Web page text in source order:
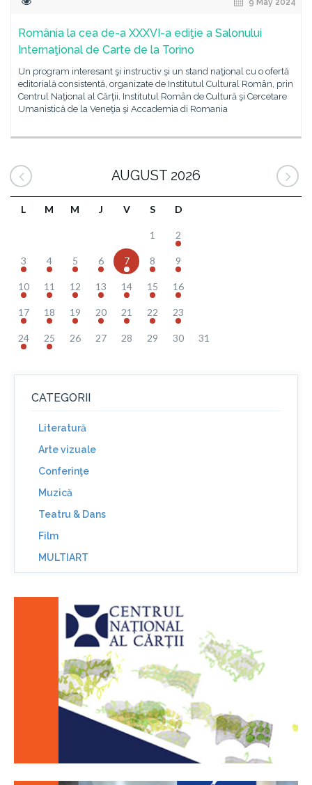
9 May 2024
România la cea de-a XXXVI-a ediţie a Salonului
Internaţional de Carte de la Torino
Un program interesant şi instructiv şi un stand naţional cu o ofertă
editorială consistentă, organizate de Institutul Cultural Român, prin
Centrul Naţional al Cărţii, Institutul Român de Cultură şi Cercetare
Umanistică de la Veneţia şi Accademia di Romania
AUGUST 2026
L M M J V S D
1 2
3 4 5 6 7 8 9
10 11 12 13 14 15 16
17 18 19 20 21 22 23
24 25 26 27 28 29 30 31
CATEGORII
Literatură
Arte vizuale
Conferinţe
Muzică
Teatru & Dans
Film
MULTIART